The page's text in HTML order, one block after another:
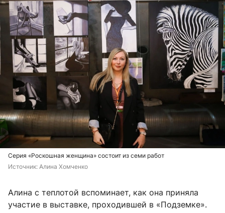
Серия «Роскошная женщина» состоит из семи работ
Источник: Алина Хомченко
Алина с теплотой вспоминает, как она приняла
участие в выставке, проходившей в «Подземке».